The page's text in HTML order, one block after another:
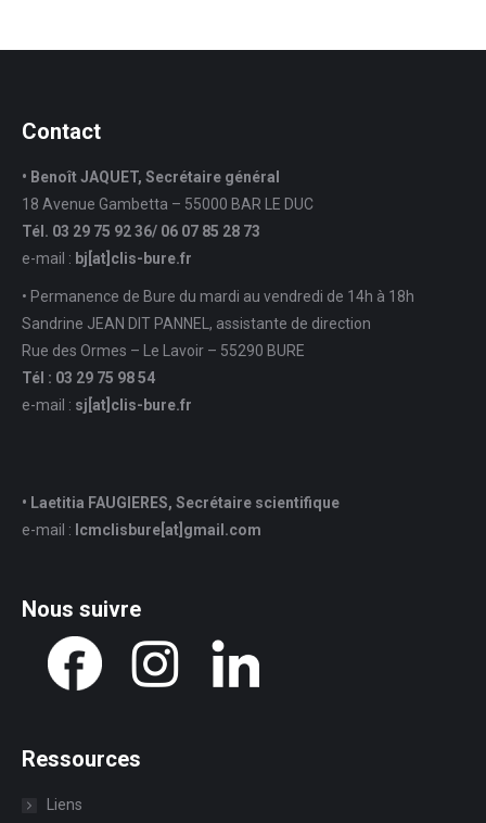
Contact
• Benoît JAQUET, Secrétaire général
18 Avenue Gambetta – 55000 BAR LE DUC
Tél. 03 29 75 92 36/ 06 07 85 28 73
e-mail : bj[at]clis-bure.fr
• Permanence de Bure du mardi au vendredi de 14h à 18h
Sandrine JEAN DIT PANNEL, assistante de direction
Rue des Ormes – Le Lavoir – 55290 BURE
Tél : 03 29 75 98 54
e-mail : sj [at] clis-bure.fr
• Laetitia FAUGIERES, Secrétaire scientifique
e-mail : lcmclisbure[at]gmail.com
Nous suivre
Ressources
Liens